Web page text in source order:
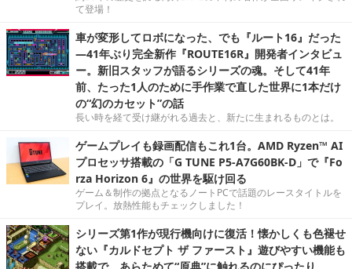
て登場！
車が変形してロボになった、でも『ルート16』だった
―41年ぶり完全新作『ROUTE16R』開発者インタビュ
ー。新旧スタッフが語るシリーズの魂。そして41年
前、たった1人のために手作業で直した世界に1本だけ
の“幻のカセット”の話
長い時を経て受け継がれる過去と、新たに生まれるものとは。
ゲームプレイも録画配信もこれ1台。AMD Ryzen™ AI
プロセッサ搭載の「G TUNE P5-A7G60BK-D」で『Fo
rza Horizon 6』の世界を駆け回る
ゲーム＆制作の拠点となるノートPCで話題のレースタイトルを
プレイ。放熱性能もチェックしました！
シリーズ第1作が現行機向けに復活！懐かしくも色褪せ
ない『カルドセプト ザ ファースト』遊びやすい機能も